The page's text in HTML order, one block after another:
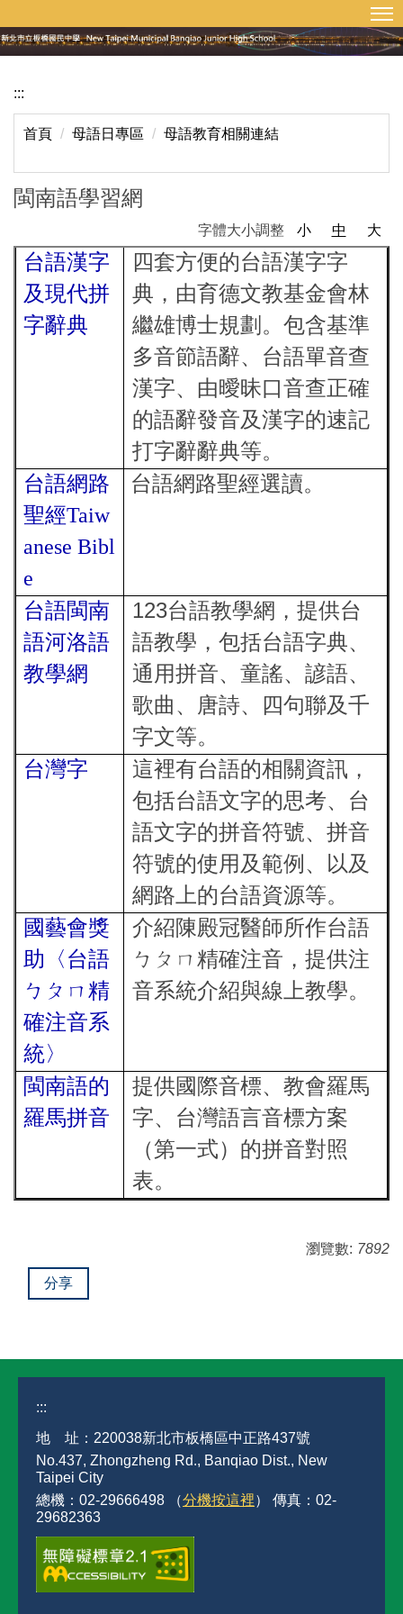
到
主
內
網站導覽
:::
首頁 母語日專區 母語教育相關連結
閩南語學習網
字體大小調整 小 中 大
台語漢字
及現代拼
字辭典
四套方便的台語漢字字
典，由育德文教基金會林
繼雄博士規劃。包含基準
多音節語辭、台語單音查
漢字、由曖昧口音查正確
的語辭發音及漢字的速記
打字辭辭典等。
台語網路
聖經Taiw
anese Bibl
e
台語網路聖經選讀。
台語閩南
語河洛語
教學網
123台語教學網，提供台
語教學，包括台語字典、
通用拼音、童謠、諺語、
歌曲、唐詩、四句聯及千
字文等。
台灣字
這裡有台語的相關資訊，
包括台語文字的思考、台
語文字的拼音符號、拼音
符號的使用及範例、以及
網路上的台語資源等。
國藝會獎
助〈台語
ㄅㄆㄇ精
確注音系
統〉
介紹陳殿冠醫師所作台語
ㄅㄆㄇ精確注音，提供注
音系統介紹與線上教學。
閩南語的
羅馬拼音
提供國際音標、教會羅馬
字、台灣語言音標方案
（第一式）的拼音對照
表。
瀏覽數: 7892
分享
:::
地 址：220038新北市板橋區中正路437號
No.437, Zhongzheng Rd., Banqiao Dist., New
Taipei City
總機：02-29666498 （分機按這裡） 傳真：02-
29682363